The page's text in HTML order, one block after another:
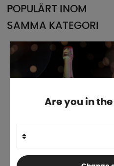
POPULÄRT INOM
SAMMA KATEGORI
Are you in